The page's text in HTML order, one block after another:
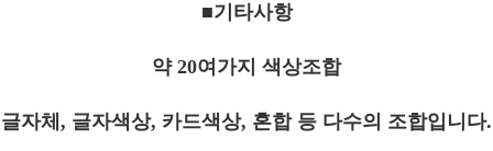
■기타사항
약 20여가지 색상조합
글자체, 글자색상, 카드색상, 혼합 등 다수의 조합입니다.